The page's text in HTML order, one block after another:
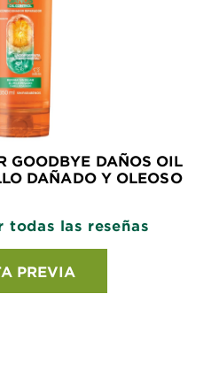
GOODBYE DAÑOS OIL
DAÑADO Y OLEOSO
on reviews
todas las reseñas
PREVIA